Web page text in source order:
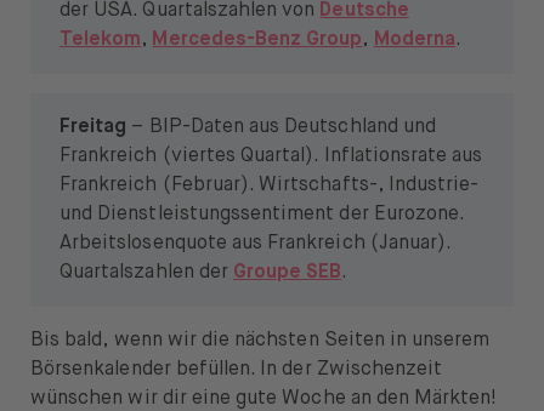
der USA. Quartalszahlen von Deutsche
Telekom, Mercedes-Benz Group, Moderna.
Freitag – BIP-Daten aus Deutschland und
Frankreich (viertes Quartal). Inflationsrate aus
Frankreich (Februar). Wirtschafts-, Industrie-
und Dienstleistungssentiment der Eurozone.
Arbeitslosenquote aus Frankreich (Januar).
Quartalszahlen der Groupe SEB.
Bis bald, wenn wir die nächsten Seiten in unserem
Börsenkalender befüllen. In der Zwischenzeit
wünschen wir dir eine gute Woche an den Märkten!